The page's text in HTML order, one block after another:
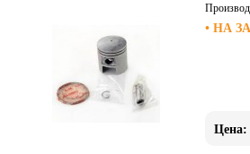
• НА
Цена: